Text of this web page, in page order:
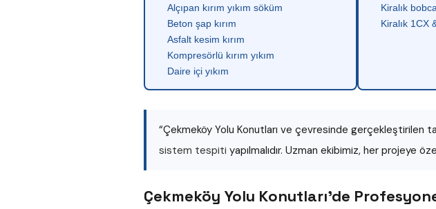
Alçıpan kırım yıkım söküm
Beton şap kırım
Asfalt kesim kırım
Kompresörlü kırım yıkım
Daire içi yıkım
Kiralık
Kiralık 1CX
“Çekmeköy Yolu Konutları ve çevresinde gerçekleştirilen
sistem tespiti yapılmalıdır. Uzman ekibimiz, her projeye
Çekmeköy Yolu Konutları'de Profesyonel